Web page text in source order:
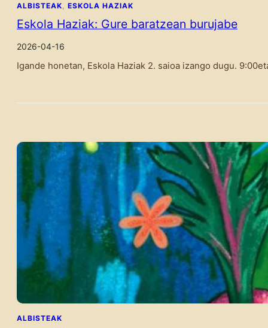
ALBISTEAK ESKOLA HAZIAK
Eskola Haziak: Gure baratzean burujabe
2026-04-16
Igande honetan, Eskola Haziak 2. saioa izango dugu.
ALBISTEAK